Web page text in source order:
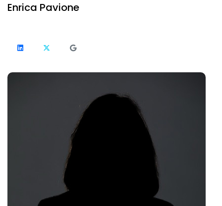
Enrica Pavione